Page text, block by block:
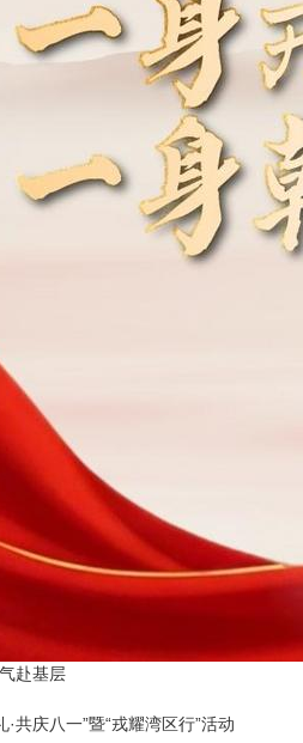
赴基层
共庆八一”暨“戎耀湾区行”活动